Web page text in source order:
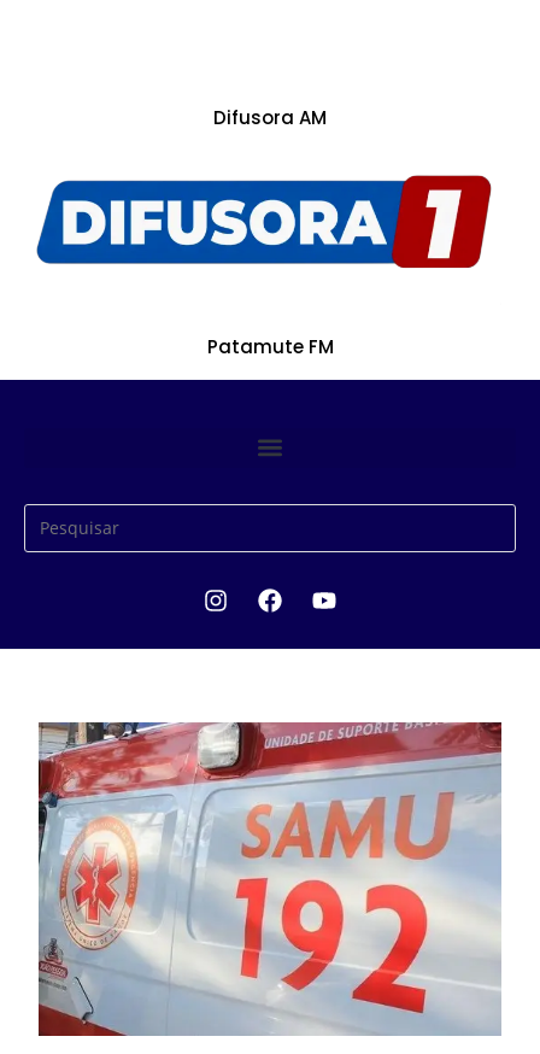
Difusora AM
Patamute FM